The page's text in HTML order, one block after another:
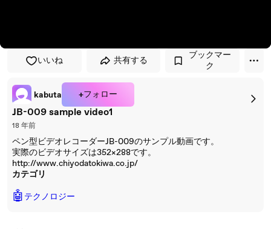
いいね 共有する
ブックマー
ク
kabuta +フォロー
JB-009 sample video1
18 年前
ペン型ビデオレコーダーJB-009のサンプル動画です。
実際のビデオサイズは352×288です。
http://www.chiyodatokiwa.co.jp/
カテゴリ
🤖 テクノロジー